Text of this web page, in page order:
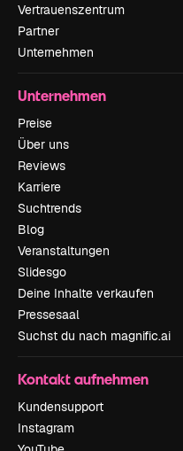
Vertrauenszentrum
Partner
Unternehmen
Unternehmen
Preise
Über uns
Reviews
Karriere
Suchtrends
Blog
Veranstaltungen
Slidesgo
Deine Inhalte verkaufen
Pressesaal
Suchst du nach magnific.ai
Kontakt aufnehmen
Kundensupport
Instagram